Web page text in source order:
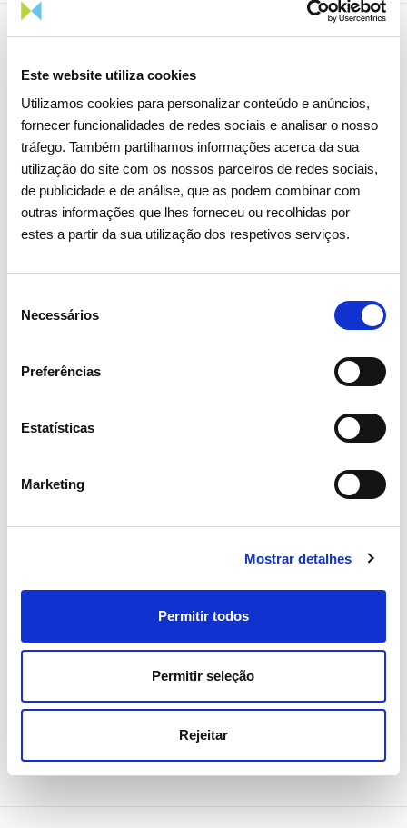
Este website utiliza cookies
Utilizamos cookies para personalizar conteúdo e anúncios,
fornecer funcionalidades de redes sociais e analisar o nosso
tráfego. Também partilhamos informações acerca da sua
utilização do site com os nossos parceiros de redes sociais,
de publicidade e de análise, que as podem combinar com
outras informações que lhes forneceu ou recolhidas por
estes a partir da sua utilização dos respetivos serviços.
Necessários
Preferências
Estatísticas
Marketing
Mostrar detalhes
Permitir todos
Permitir seleção
Rejeitar
Notícias relacionadas
05 AGOSTO 2026
Revista TIME volta a distinguir
REN como uma das empresas